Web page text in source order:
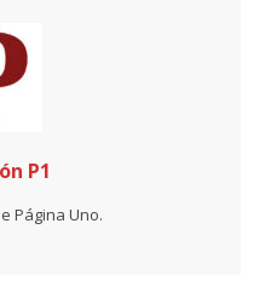
P1
Página Uno.